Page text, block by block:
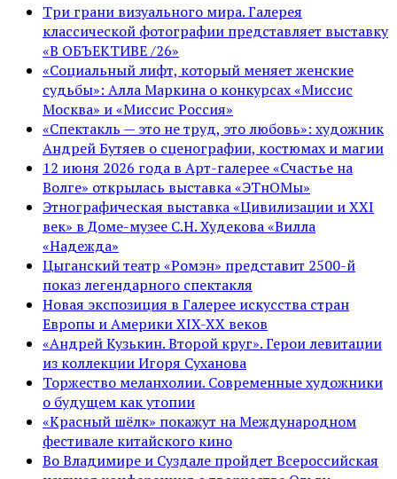
Три грани визуального мира. Галерея
классической фотографии представляет выставку
«В ОБЪЕКТИВЕ /26»
«Социальный лифт, который меняет женские
судьбы»: Алла Маркина о конкурсах «Миссис
Москва» и «Миссис Россия»
«Спектакль — это не труд, это любовь»: художник
Андрей Бутяев о сценографии, костюмах и магии
12 июня 2026 года в Арт-галерее «Счастье на
Волге» открылась выставка «ЭТнОМы»
Этнографическая выставка «Цивилизации и ХХI
век» в Доме-музее С.Н. Худекова «Вилла
«Надежда»
Цыганский театр «Ромэн» представит 2500-й
показ легендарного спектакля
Новая экспозиция в Галерее искусства стран
Европы и Америки XIX-XX веков
«Андрей Кузькин. Второй круг». Герои левитации
из коллекции Игоря Суханова
Торжество меланхолии. Современные художники
о будущем как утопии
«Красный шёлк» покажут на Международном
фестивале китайского кино
Во Владимире и Суздале пройдет Всероссийская